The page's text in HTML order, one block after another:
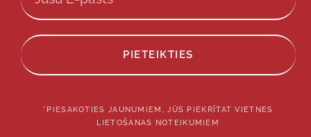
PIETEIKTIES
*PIESAKOTIES JAUNUMIEM, JŪS PIEKRĪTAT VIETNES
LIETOŠANAS NOTEIKUMIEM